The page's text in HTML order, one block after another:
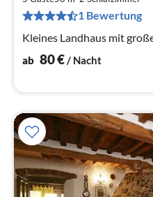
1 Bewertung
Kleines Landhaus mit
ab 80€/ Nacht